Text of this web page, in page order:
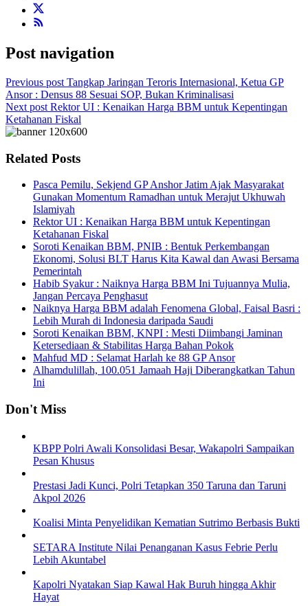
Post navigation
Previous post Tangkap Jaringan Teroris Internasional, Ketua GP
Ansor : Densus 88 Sesuai SOP, Bukan Kriminalisasi
Next post Rektor UI : Kenaikan Harga BBM untuk Kepentingan
Ketahanan Fiskal
Related Posts
Pasca Pemilu, Sekjend GP Anshor Jatim Ajak Masyarakat
Gunakan Momentum Ramadhan untuk Merajut Ukhuwah
Islamiyah
Rektor UI : Kenaikan Harga BBM untuk Kepentingan
Ketahanan Fiskal
Soroti Kenaikan BBM, PNIB : Bentuk Perkembangan
Ekonomi, Solusi BLT Harus Kita Kawal dan Awasi Bersama
Pemerintah
Habib Syakur : Naiknya Harga BBM Ini Tujuannya Mulia,
Jangan Percaya Penghasut
Naiknya Harga BBM adalah Fenomena Global, Faisal Basri :
Lebih Murah di Indonesia daripada Saudi
Soroti Kenaikan BBM, KNPI : Mesti Diimbangi Jaminan
Ketersediaan & Stabilitas Harga Bahan Pokok
Mahfud MD : Selamat Harlah ke 88 GP Ansor
Alhamdulillah, 100.051 Jamaah Haji Diberangkatkan Tahun
Ini
Don't Miss
KBPP Polri Awali Konsolidasi Besar, Wakapolri Sampaikan
Pesan Khusus
Prestasi Jadi Kunci, Polri Tetapkan 350 Taruna dan Taruni
Akpol 2026
Koalisi Minta Penyelidikan Kematian Sutrimo Berbasis Bukti
SETARA Institute Nilai Penanganan Kasus Febrie Perlu
Lebih Akuntabel
Kapolri Nyatakan Siap Kawal Hak Buruh hingga Akhir
Hayat